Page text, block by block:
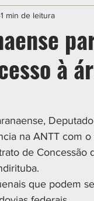
CIDADES
à
1 min de leitura
na ANTT com
de Concessão
que podem